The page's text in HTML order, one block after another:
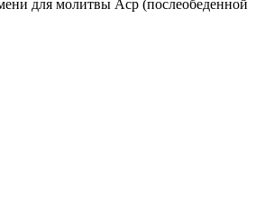
для молитвы Аср (послеобеденной